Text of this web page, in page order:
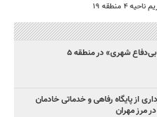
شهری» در منطقه ۵
بهره‌برداری از پایگاه رفاهی و خدماتی خادمان